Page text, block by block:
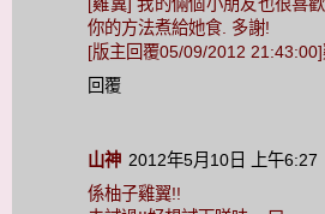
你的方法煮給她食. 多謝!
[版主回覆05/09/2012
回覆
山神 2012年5月10日 上午6:27
係柚子雞翼!!